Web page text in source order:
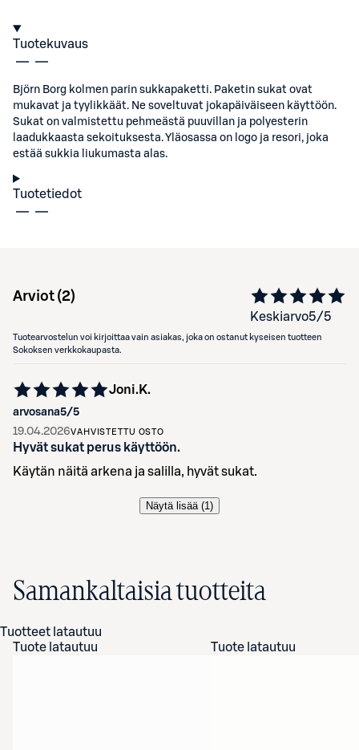
Tuotekuvaus
Björn Borg kolmen parin sukkapaketti. Paketin sukat ovat
mukavat ja tyylikkäät. Ne soveltuvat jokapäiväiseen käyttöön.
Sukat on valmistettu pehmeästä puuvillan ja polyesterin
laadukkaasta sekoituksesta. Yläosassa on logo ja resori, joka
estää sukkia liukumasta alas.
Tuotetiedot
Arviot (2)
Keskiarvo5/5
Tuotearvostelun voi kirjoittaa vain asiakas, joka on ostanut kyseisen tuotteen
Sokoksen verkkokaupasta.
arvosana5/5
Joni.K.
19.04.2026VAHVISTETTU OSTO
Hyvät sukat perus käyttöön.
Käytän näitä arkena ja salilla, hyvät sukat.
Näytä lisää (1)
Samankaltaisia tuotteita
Tuotteet latautuu
Tuote latautuu
Tuote latautuu